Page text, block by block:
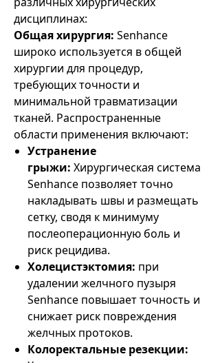
дисциплинах:
Общая хирургия: Senhance
широко используется в общей
хирургии для процедур,
требующих точности и
минимальной травматизации
тканей. Распространенные
области применения включают:
Устранение
грыжи: Хирургическая система
Senhance позволяет точно
накладывать швы и размещать
сетку, сводя к минимуму
послеоперационную боль и
риск рецидива.
Холецистэктомия: при
удалении желчного пузыря
Senhance повышает точность и
снижает риск повреждения
желчных протоков.
Колоректальные резекции: